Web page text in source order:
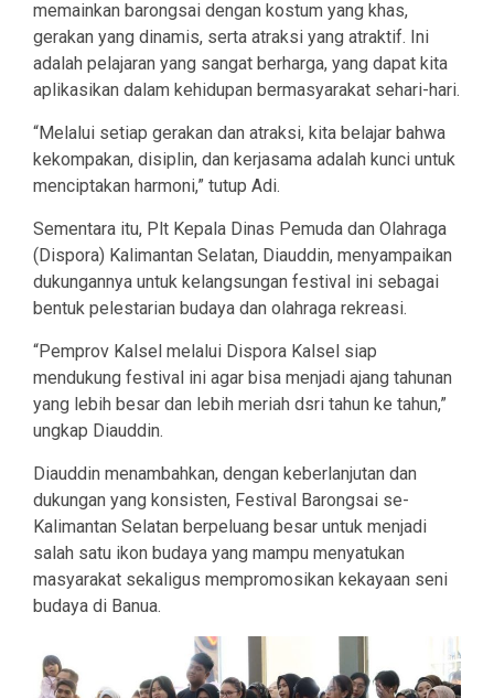
memainkan barongsai dengan kostum yang khas,
gerakan yang dinamis, serta atraksi yang atraktif. Ini
adalah pelajaran yang sangat berharga, yang dapat kita
aplikasikan dalam kehidupan bermasyarakat sehari-hari.
“Melalui setiap gerakan dan atraksi, kita belajar bahwa
kekompakan, disiplin, dan kerjasama adalah kunci untuk
menciptakan harmoni,” tutup Adi.
Sementara itu, Plt Kepala Dinas Pemuda dan Olahraga
(Dispora) Kalimantan Selatan, Diauddin, menyampaikan
dukungannya untuk kelangsungan festival ini sebagai
bentuk pelestarian budaya dan olahraga rekreasi.
“Pemprov Kalsel melalui Dispora Kalsel siap
mendukung festival ini agar bisa menjadi ajang tahunan
yang lebih besar dan lebih meriah dsri tahun ke tahun,”
ungkap Diauddin.
Diauddin menambahkan, dengan keberlanjutan dan
dukungan yang konsisten, Festival Barongsai se-
Kalimantan Selatan berpeluang besar untuk menjadi
salah satu ikon budaya yang mampu menyatukan
masyarakat sekaligus mempromosikan kekayaan seni
budaya di Banua.